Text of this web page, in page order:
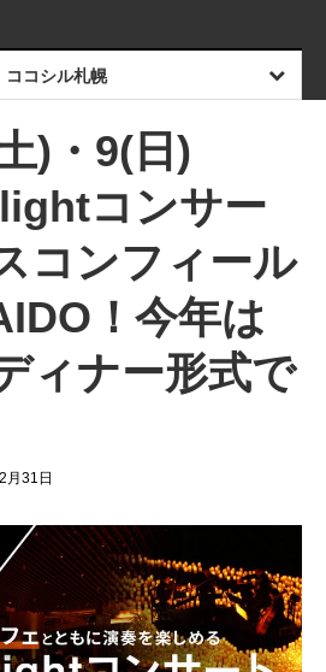
ココシル札幌
)・9(日)
コンサー
コンフィール
！今年は
ィナー形式で
月31日
4
年
1
月
2
8